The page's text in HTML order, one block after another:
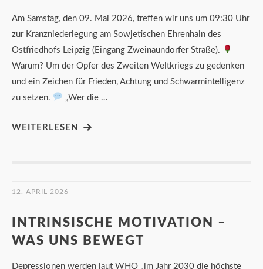
Am Samstag, den 09. Mai 2026, treffen wir uns um 09:30 Uhr
zur Kranzniederlegung am Sowjetischen Ehrenhain des
Ostfriedhofs Leipzig (Eingang Zweinaundorfer Straße).
Warum? Um der Opfer des Zweiten Weltkriegs zu gedenken
und ein Zeichen für Frieden, Achtung und Schwarmintelligenz
zu setzen.
„Wer die …
WEITERLESEN
12. APRIL 2026
INTRINSISCHE MOTIVATION –
WAS UNS BEWEGT
Depressionen werden laut WHO „im Jahr 2030 die höchste